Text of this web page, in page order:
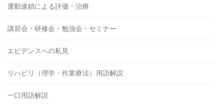
運動連鎖による評価・治療
講習会・研修会・勉強会・セミナー
エビデンスへの私見
リハビリ（理学・作業療法）用語解説
一口用語解説